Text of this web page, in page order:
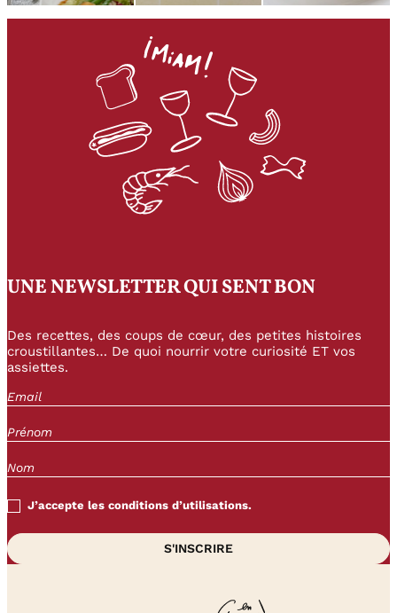
UNE NEWSLETTER QUI SENT BON
Des recettes, des coups de cœur, des petites histoires
croustillantes… De quoi nourrir votre curiosité ET vos
assiettes.
J’accepte les conditions d’utilisations.